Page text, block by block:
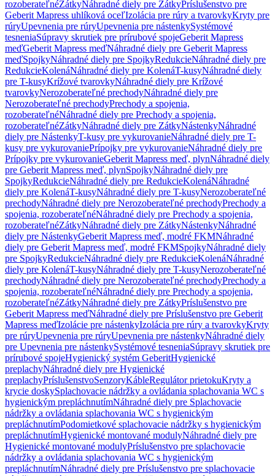
rozoberateľnéZátkyNáhradné diely pre ZátkyPríslušenstvo pre
Geberit Mapress uhlíková oceľIzolácia pre rúry a tvarovkyKryty pre
rúryUpevnenia pre rúryUpevnenia pre nástenkySystémové
tesneniaSúpravy skrutiek pre prírubové spojeGeberit Mapress
meďGeberit Mapress meďNáhradné diely pre Geberit Mapress
meďSpojkyNáhradné diely pre SpojkyRedukcieNáhradné diely pre
RedukcieKolenáNáhradné diely pre KolenáT-kusyNáhradné diely
pre T-kusyKrížové tvarovkyNáhradné diely pre Krížové
tvarovkyNerozoberateľné prechodyNáhradné diely pre
Nerozoberateľné prechodyPrechody a spojenia,
rozoberateľnéNáhradné diely pre Prechody a spojenia,
rozoberateľnéZátkyNáhradné diely pre ZátkyNástenkyNáhradné
diely pre NástenkyT-kusy pre vykurovanieNáhradné diely pre T-
kusy pre vykurovaniePrípojky pre vykurovanieNáhradné diely pre
Prípojky pre vykurovanieGeberit Mapress meď, plynNáhradné diely
pre Geberit Mapress meď, plynSpojkyNáhradné diely pre
SpojkyRedukcieNáhradné diely pre RedukcieKolenáNáhradné
diely pre KolenáT-kusyNáhradné diely pre T-kusyNerozoberateľné
prechodyNáhradné diely pre Nerozoberateľné prechodyPrechody a
spojenia, rozoberateľnéNáhradné diely pre Prechody a spojenia,
rozoberateľnéZátkyNáhradné diely pre ZátkyNástenkyNáhradné
diely pre NástenkyGeberit Mapress meď, modré FKMNáhradné
diely pre Geberit Mapress meď, modré FKMSpojkyNáhradné diely
pre SpojkyRedukcieNáhradné diely pre RedukcieKolenáNáhradné
diely pre KolenáT-kusyNáhradné diely pre T-kusyNerozoberateľné
prechodyNáhradné diely pre Nerozoberateľné prechodyPrechody a
spojenia, rozoberateľnéNáhradné diely pre Prechody a spojenia,
rozoberateľnéZátkyNáhradné diely pre ZátkyPríslušenstvo pre
Geberit Mapress meďNáhradné diely pre Príslušenstvo pre Geberit
Mapress meďIzolácie pre nástenkyIzolácia pre rúry a tvarovkyKryty
pre rúryUpevnenia pre rúryUpevnenia pre nástenkyNáhradné diely
pre Upevnenia pre nástenkySystémové tesneniaSúpravy skrutiek pre
prírubové spojeHygienický systém GeberitHygienické
preplachyNáhradné diely pre Hygienické
preplachyPríslušenstvoSenzoryKábleRegulátor prietokuKryty a
krycie doskySplachovacie nádržky a ovládania splachovania WC s
hygienickým prepláchnutímNáhradné diely pre Splachovacie
nádržky a ovládania splachovania WC s hygienickým
prepláchnutímPodomietkové splachovacie nádržky s hygienickým
prepláchnutímHygienické montované modulyNáhradné diely pre
Hygienické montované modulyPríslušenstvo pre splachovacie
nádržky a ovládania splachovania WC s hygienickým
prepláchnutímNáhradné diely pre Príslušenstvo pre splachovacie